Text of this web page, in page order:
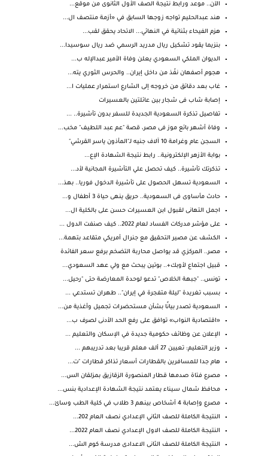
الآن.. موعد ورابط نتيجة الصف الأول الثانوى من موقع...
هند عبدالحليم تواجه زوجها السابق في «أزمة منتصف ال...
هزم الفيحاء بثنائية في النهائي... الاتحاد يحقق لقب...
بنزيما يقود تشكيل ريال مدريد الرسمي ضد ريال سوسيدا...
الديوان الملكي السعودي يعلن وفاة الأمير عبدالإله ب...
هجوم أصفهان نفّذ من داخل إيران.. والحرس الثوري يته...
غاب بعد دقائق من خروجه إلى الشارع استمرار عمليات ا...
إصابة شاب فى شجار بين عائلتين بالعسيرات
تفاصيل تذكرة السعودية الجديدة للسفر بدون تأشيرة.. ...
وفاة أشهر بائع موز فى مصر، قصة "عم عبد اللطيف" مخب...
السجن عام وغرامة 10 آلاف جنيه لـ"المأذون ياسر القرشي"
بوابة الأزهر الإلكترونية.. رابط نتيجة الشهادة الإع...
تذكرتك تأشيرة.. كيف تحصل علي التأشيرة المجانية لأد...
السعودية تسهل الحصول على تأشيرة الدخول فوريا.. بهذ...
حادث مأساوى فى السعودية.. حريق ينهى حياة 3 أطفال و...
اجمل التهانى لقبول ابن العسيرات حسن على بالكلية ال...
على مؤشر مدركات الفساد لعام 2022.. كيف صنفت الدول ...
الكشف عن مصير التحقيق مع جنرال أمريكي متقاعد بتهمة...
مصر.. المركزي قد يواصل محاربة التضخم برفع سعر الفائدة
قبيل اجتماع لأوبك+.. بوتين يبحث مع ولي عهد السعودي...
تونس.. "جبهة الخلاص" تدعو لوحدة المعارضة حتى "رحيل...
بسبب تغريدة "ليلة متفجرة في إيران".. طهران تستدعي ...
السعودية تصدر بيانًا بشأن مستحضرات تجميل وأغذية من...
«اقتصادية النواب» توافق على رفع الحد الأدنى لصرف ب...
الإعلان عن وظائف حكومية جديدة في الإسكان والتعليم ...
وزير التعليم: تعيين 27 ألف معلم قريبا بعد تدريبهم ...
هام جدا للمسافرين بالقطارات أسعار تذاكر قطارات "ت...
مصرع فتاة صدمها قطار المنصورة الزقازيق بمزلقان الس...
محافظ شمال سيناء يعتمد نتيجة الشهادة الإعدادية بنس...
مصرع وإصابة 4 أشخاص بينهم 3 طلاب في كلية الطب وسائ...
النتيجة الكاملة للصف الثاني الإعدادي نصف العام 202...
النتيجة الكاملة للصف الاول الإعدادي نصف العام 2022...
النتيجة الكاملة للصف الثانى الاعدادى مدرسة كوم الش...